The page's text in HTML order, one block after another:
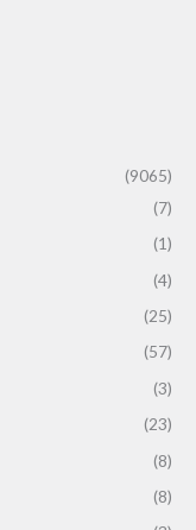
(9065)
(7)
(1)
(4)
(25)
(57)
(3)
(23)
(8)
(8)